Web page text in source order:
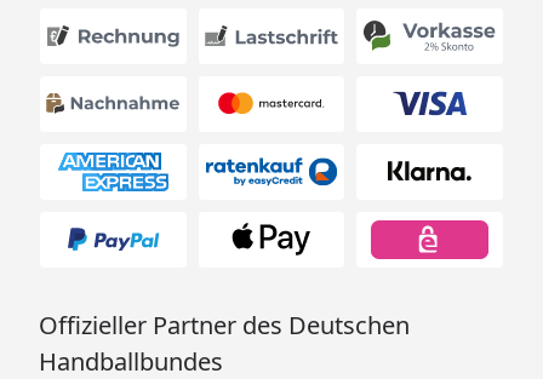
Offizieller Partner des Deutschen
Handballbundes